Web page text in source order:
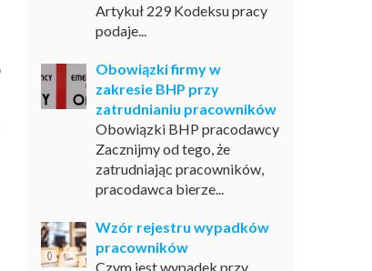
Artykuł 229 Kodeksu pracy
podaje...
Obowiązki firmy w
zakresie BHP przy
zatrudnianiu pracowników
Obowiązki BHP pracodawcy
Zacznijmy od tego, że
zatrudniając pracowników,
pracodawca bierze...
Wzór rejestru wypadków
pracowników
Czym jest wypadek przy